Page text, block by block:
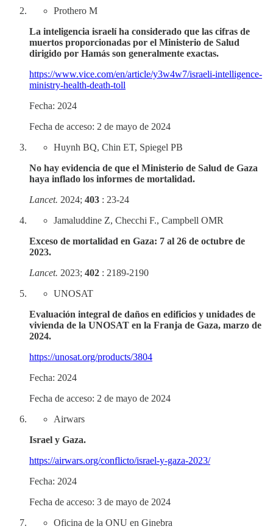
Prothero M
La inteligencia israelí ha considerado que las cifras de
muertos proporcionadas por el Ministerio de Salud
dirigido por Hamás son generalmente exactas.
https://www.vice.com/en/article/y3w4w7/israeli-intelligence-
ministry-health-death-toll
Fecha: 2024
Fecha de acceso: 2 de mayo de 2024
Huynh BQ, Chin ET, Spiegel PB
No hay evidencia de que el Ministerio de Salud de Gaza
haya inflado los informes de mortalidad.
Lancet. 2024; 403 : 23-24
Jamaluddine Z, Checchi F., Campbell OMR
Exceso de mortalidad en Gaza: 7 al 26 de octubre de
2023.
Lancet. 2023; 402 : 2189-2190
UNOSAT
Evaluación integral de daños en edificios y unidades de
vivienda de la UNOSAT en la Franja de Gaza, marzo de
2024.
https://unosat.org/products/3804
Fecha: 2024
Fecha de acceso: 2 de mayo de 2024
Airwars
Israel y Gaza.
https://airwars.org/conflicto/israel-y-gaza-2023/
Fecha: 2024
Fecha de acceso: 3 de mayo de 2024
Oficina de la ONU en Ginebra